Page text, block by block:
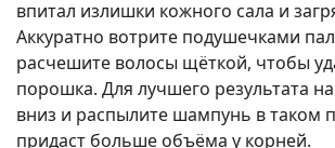
впитал излишки кожного сала и
Аккуратно вотрите подушечками
расчешите волосы щёткой, чтобы
порошка. Для лучшего результата
вниз и распылите шампунь в таком
придаст больше объёма у корней.